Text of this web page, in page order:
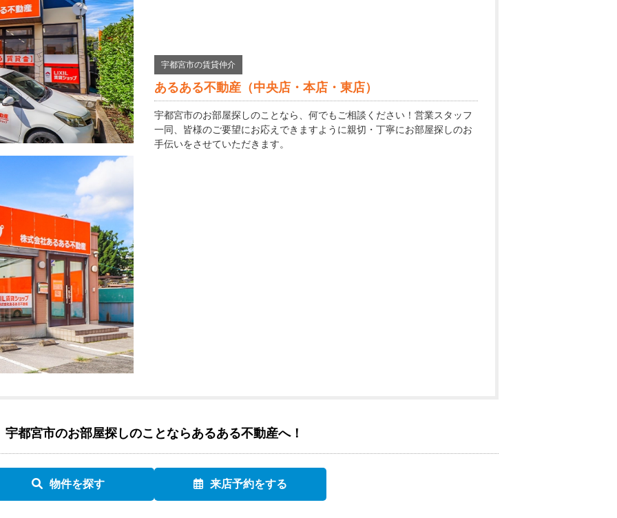
宇都宮市の賃貸仲介
あるある不動産（中央店・本店・東店）
宇都宮市のお部屋探しのことなら、何でもご相談ください！営業スタッフ
一同、皆様のご要望にお応えできますように親切・丁寧にお部屋探しのお
手伝いをさせていただきます。
宇都宮市のお部屋探しのことならあるある不動産へ！
物件を探す 来店予約をする